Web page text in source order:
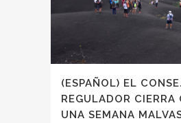
(ESPAÑOL) EL
REGULADOR CIERRA
UNA SEMANA